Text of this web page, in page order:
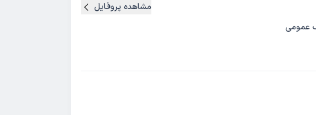
عمومی
مشاهده پروفایل